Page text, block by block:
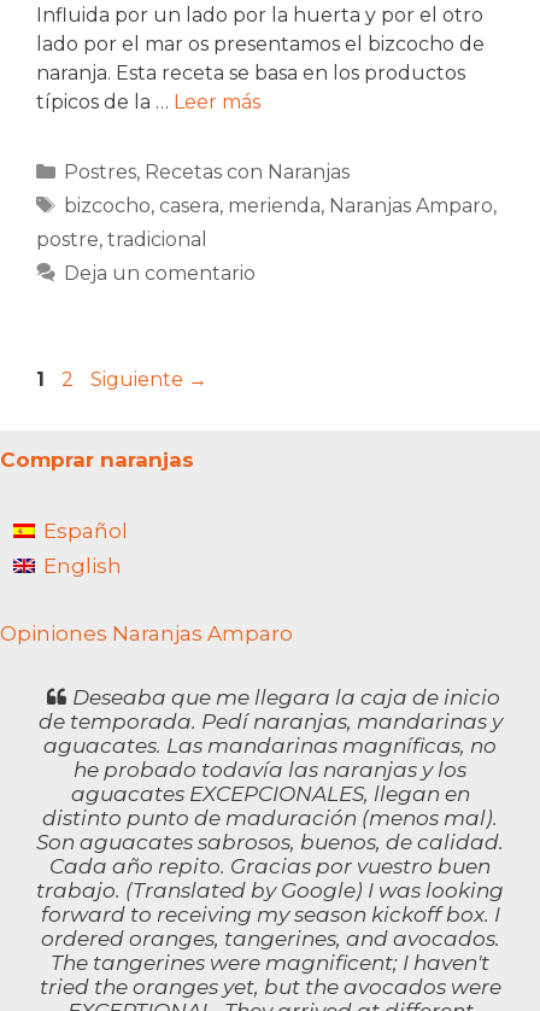
Influida por un lado por la huerta y por el otro
lado por el mar os presentamos el bizcocho de
naranja. Esta receta se basa en los productos
típicos de la … Leer más
Categorías
Postres, Recetas con Naranjas
Etiquetas
bizcocho, casera, merienda, Naranjas Amparo,
postre, tradicional
Deja un comentario
Página
1 Página
2 Siguiente →
Comprar naranjas
Español
English
Opiniones Naranjas Amparo
Deseaba que me llegara la caja de inicio
de temporada. Pedí naranjas, mandarinas y
aguacates. Las mandarinas magníficas, no
he probado todavía las naranjas y los
aguacates EXCEPCIONALES, llegan en
distinto punto de maduración (menos mal).
Son aguacates sabrosos, buenos, de calidad.
Cada año repito. Gracias por vuestro buen
trabajo. (Translated by Google) I was looking
forward to receiving my season kickoff box. I
ordered oranges, tangerines, and avocados.
The tangerines were magnificent; I haven't
tried the oranges yet, but the avocados were